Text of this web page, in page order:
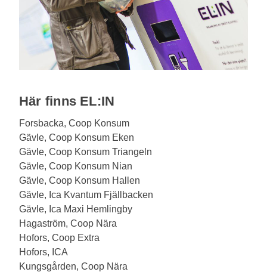
Här finns EL:IN
Forsbacka, Coop Konsum
Gävle, Coop Konsum Eken
Gävle, Coop Konsum Triangeln
Gävle, Coop Konsum Nian
Gävle, Coop Konsum Hallen
Gävle, Ica Kvantum Fjällbacken
Gävle, Ica Maxi Hemlingby
Hagaström, Coop Nära
Hofors, Coop Extra
Hofors, ICA
Kungsgården, Coop Nära